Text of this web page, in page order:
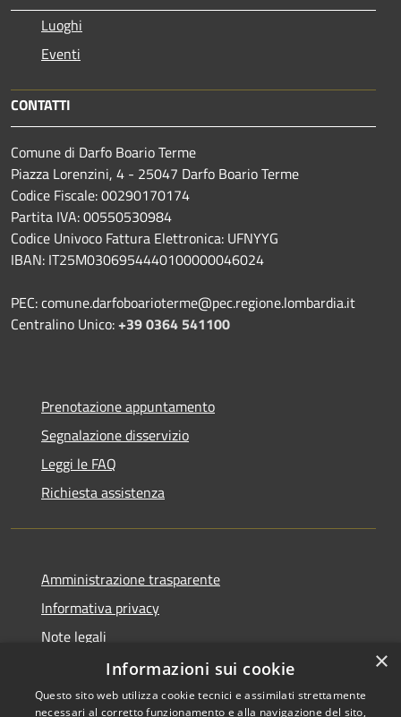
Luoghi
Eventi
CONTATTI
Comune di Darfo Boario Terme
Piazza Lorenzini, 4 - 25047 Darfo Boario Terme
Codice Fiscale: 00290170174
Partita IVA: 00550530984
Codice Univoco Fattura Elettronica: UFNYYG
IBAN: IT25M0306954440100000046024
PEC: comune.darfoboarioterme@pec.regione.lombardia.it
Centralino Unico:+39 0364 541100
Prenotazione appuntamento
Segnalazione disservizio
Leggi le FAQ
Richiesta assistenza
Amministrazione trasparente
Informativa privacy
Note legali
Dichiarazione di accessibilità
×
Informazioni sui cookie
Questo sito web utilizza cookie tecnici e assimilati strettamente
necessari al corretto funzionamento e alla navigazione del sito,